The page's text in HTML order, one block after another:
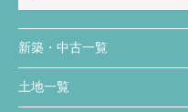
新築・中古一覧
土地一覧